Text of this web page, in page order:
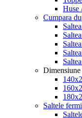
Huse
Cumpara
Saltele